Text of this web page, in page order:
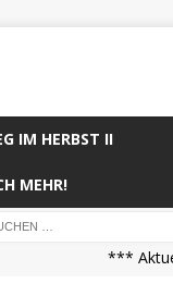
IM HERBST II
MEHR!
***